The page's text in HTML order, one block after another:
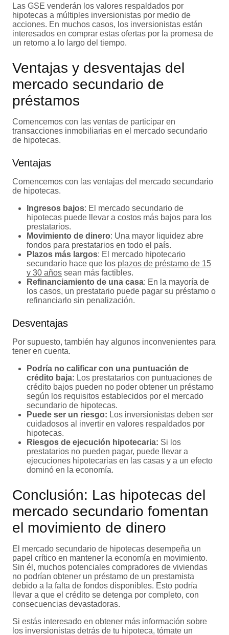
Las GSE venderán los valores respaldados por
hipotecas a múltiples inversionistas por medio de
acciones. En muchos casos, los inversionistas están
interesados en comprar estas ofertas por la promesa de
un retorno a lo largo del tiempo.
Ventajas y desventajas del
mercado secundario de
préstamos
Comencemos con las ventas de participar en
transacciones inmobiliarias en el mercado secundario
de hipotecas.
Ventajas
Comencemos con las ventajas del mercado secundario
de hipotecas.
Ingresos bajos: El mercado secundario de
hipotecas puede llevar a costos más bajos para los
prestatarios.
Movimiento de dinero: Una mayor liquidez abre
fondos para prestatarios en todo el país.
Plazos más largos: El mercado hipotecario
secundario hace que los plazos de préstamo de 15
y 30 años sean más factibles.
Refinanciamiento de una casa: En la mayoría de
los casos, un prestatario puede pagar su préstamo o
refinanciarlo sin penalización.
Desventajas
Por supuesto, también hay algunos inconvenientes para
tener en cuenta.
Podría no calificar con una puntuación de
crédito baja: Los prestatarios con puntuaciones de
crédito bajos pueden no poder obtener un préstamo
según los requisitos establecidos por el mercado
secundario de hipotecas.
Puede ser un riesgo: Los inversionistas deben ser
cuidadosos al invertir en valores respaldados por
hipotecas.
Riesgos de ejecución hipotecaria: Si los
prestatarios no pueden pagar, puede llevar a
ejecuciones hipotecarias en las casas y a un efecto
dominó en la economía.
Conclusión: Las hipotecas del
mercado secundario fomentan
el movimiento de dinero
El mercado secundario de hipotecas desempeña un
papel crítico en mantener la economía en movimiento.
Sin él, muchos potenciales compradores de viviendas
no podrían obtener un préstamo de un prestamista
debido a la falta de fondos disponibles. Esto podría
llevar a que el crédito se detenga por completo, con
consecuencias devastadoras.
Si estás interesado en obtener más información sobre
los inversionistas detrás de tu hipoteca, tómate un